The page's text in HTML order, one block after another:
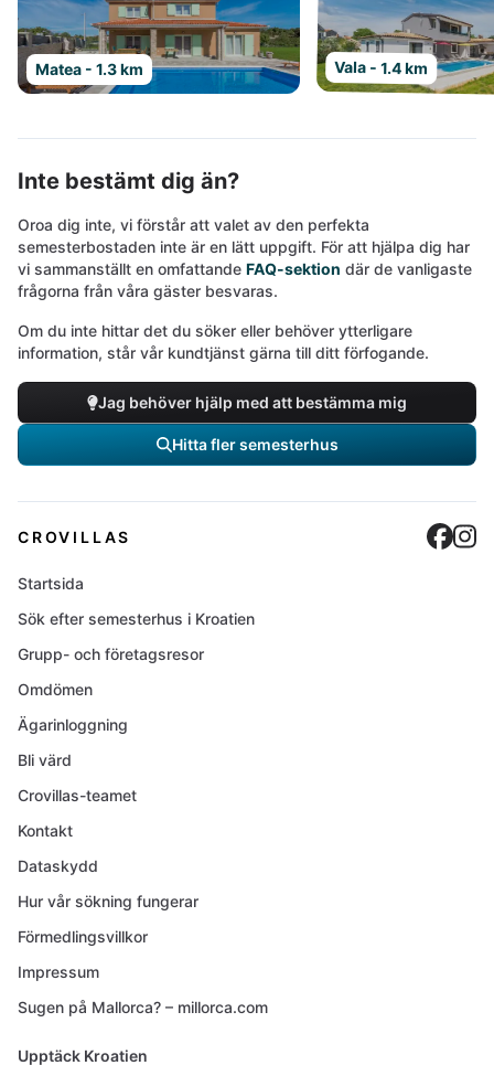
Matea - 1.3 km Vala - 1.4 km
Inte bestämt dig än?
Oroa dig inte, vi förstår att valet av den perfekta
semesterbostaden inte är en lätt uppgift. För att hjälpa dig har
vi sammanställt en omfattande FAQ-sektion där de vanligaste
frågorna från våra gäster besvaras.
Om du inte hittar det du söker eller behöver ytterligare
information, står vår kundtjänst gärna till ditt förfogande.
Jag behöver hjälp med att bestämma mig
Hitta fler semesterhus
CROVILLAS
Startsida
Sök efter semesterhus i Kroatien
Grupp- och företagsresor
Omdömen
Ägarinloggning
Bli värd
Crovillas-teamet
Kontakt
Dataskydd
Hur vår sökning fungerar
Förmedlingsvillkor
Impressum
Sugen på Mallorca? – millorca.com
Upptäck Kroatien